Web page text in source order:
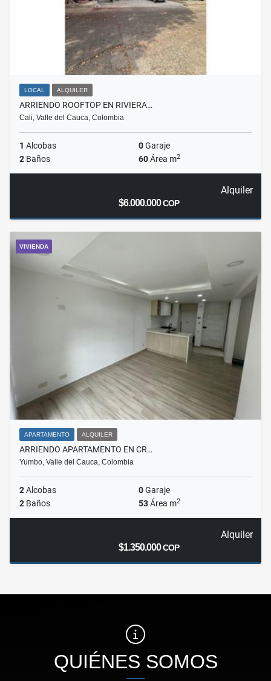
LOCAL ALQUILER
ARRIENDO ROOFTOP EN RIVIERA…
Cali, Valle del Cauca, Colombia
1 Alcobas 0Garaje
2 Baños 60Área m2
Alquiler
$6.000.000COP
VIVIENDA
APARTAMENTO ALQUILER
ARRIENDO APARTAMENTO EN CR…
Yumbo, Valle del Cauca, Colombia
2Alcobas 0Garaje
2 Baños 53Área m2
Alquiler
$1.350.000COP
QUIÉNES SOMOS